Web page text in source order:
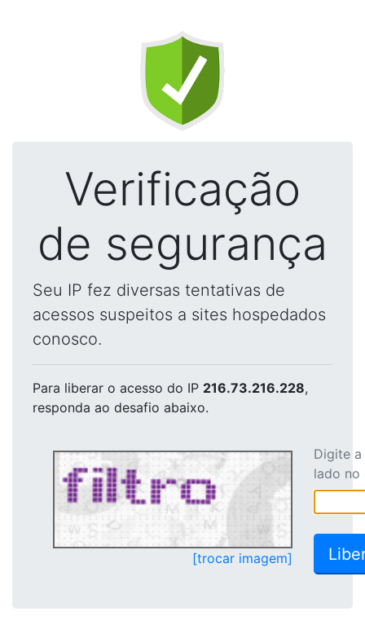
Verificação
de segurança
Seu IP fez diversas tentativas de
acessos suspeitos a sites hospedados
conosco.
Para liberar o acesso do IP 216.73.216.228,
responda ao desafio abaixo.
[trocar imagem]
Digite
lado no